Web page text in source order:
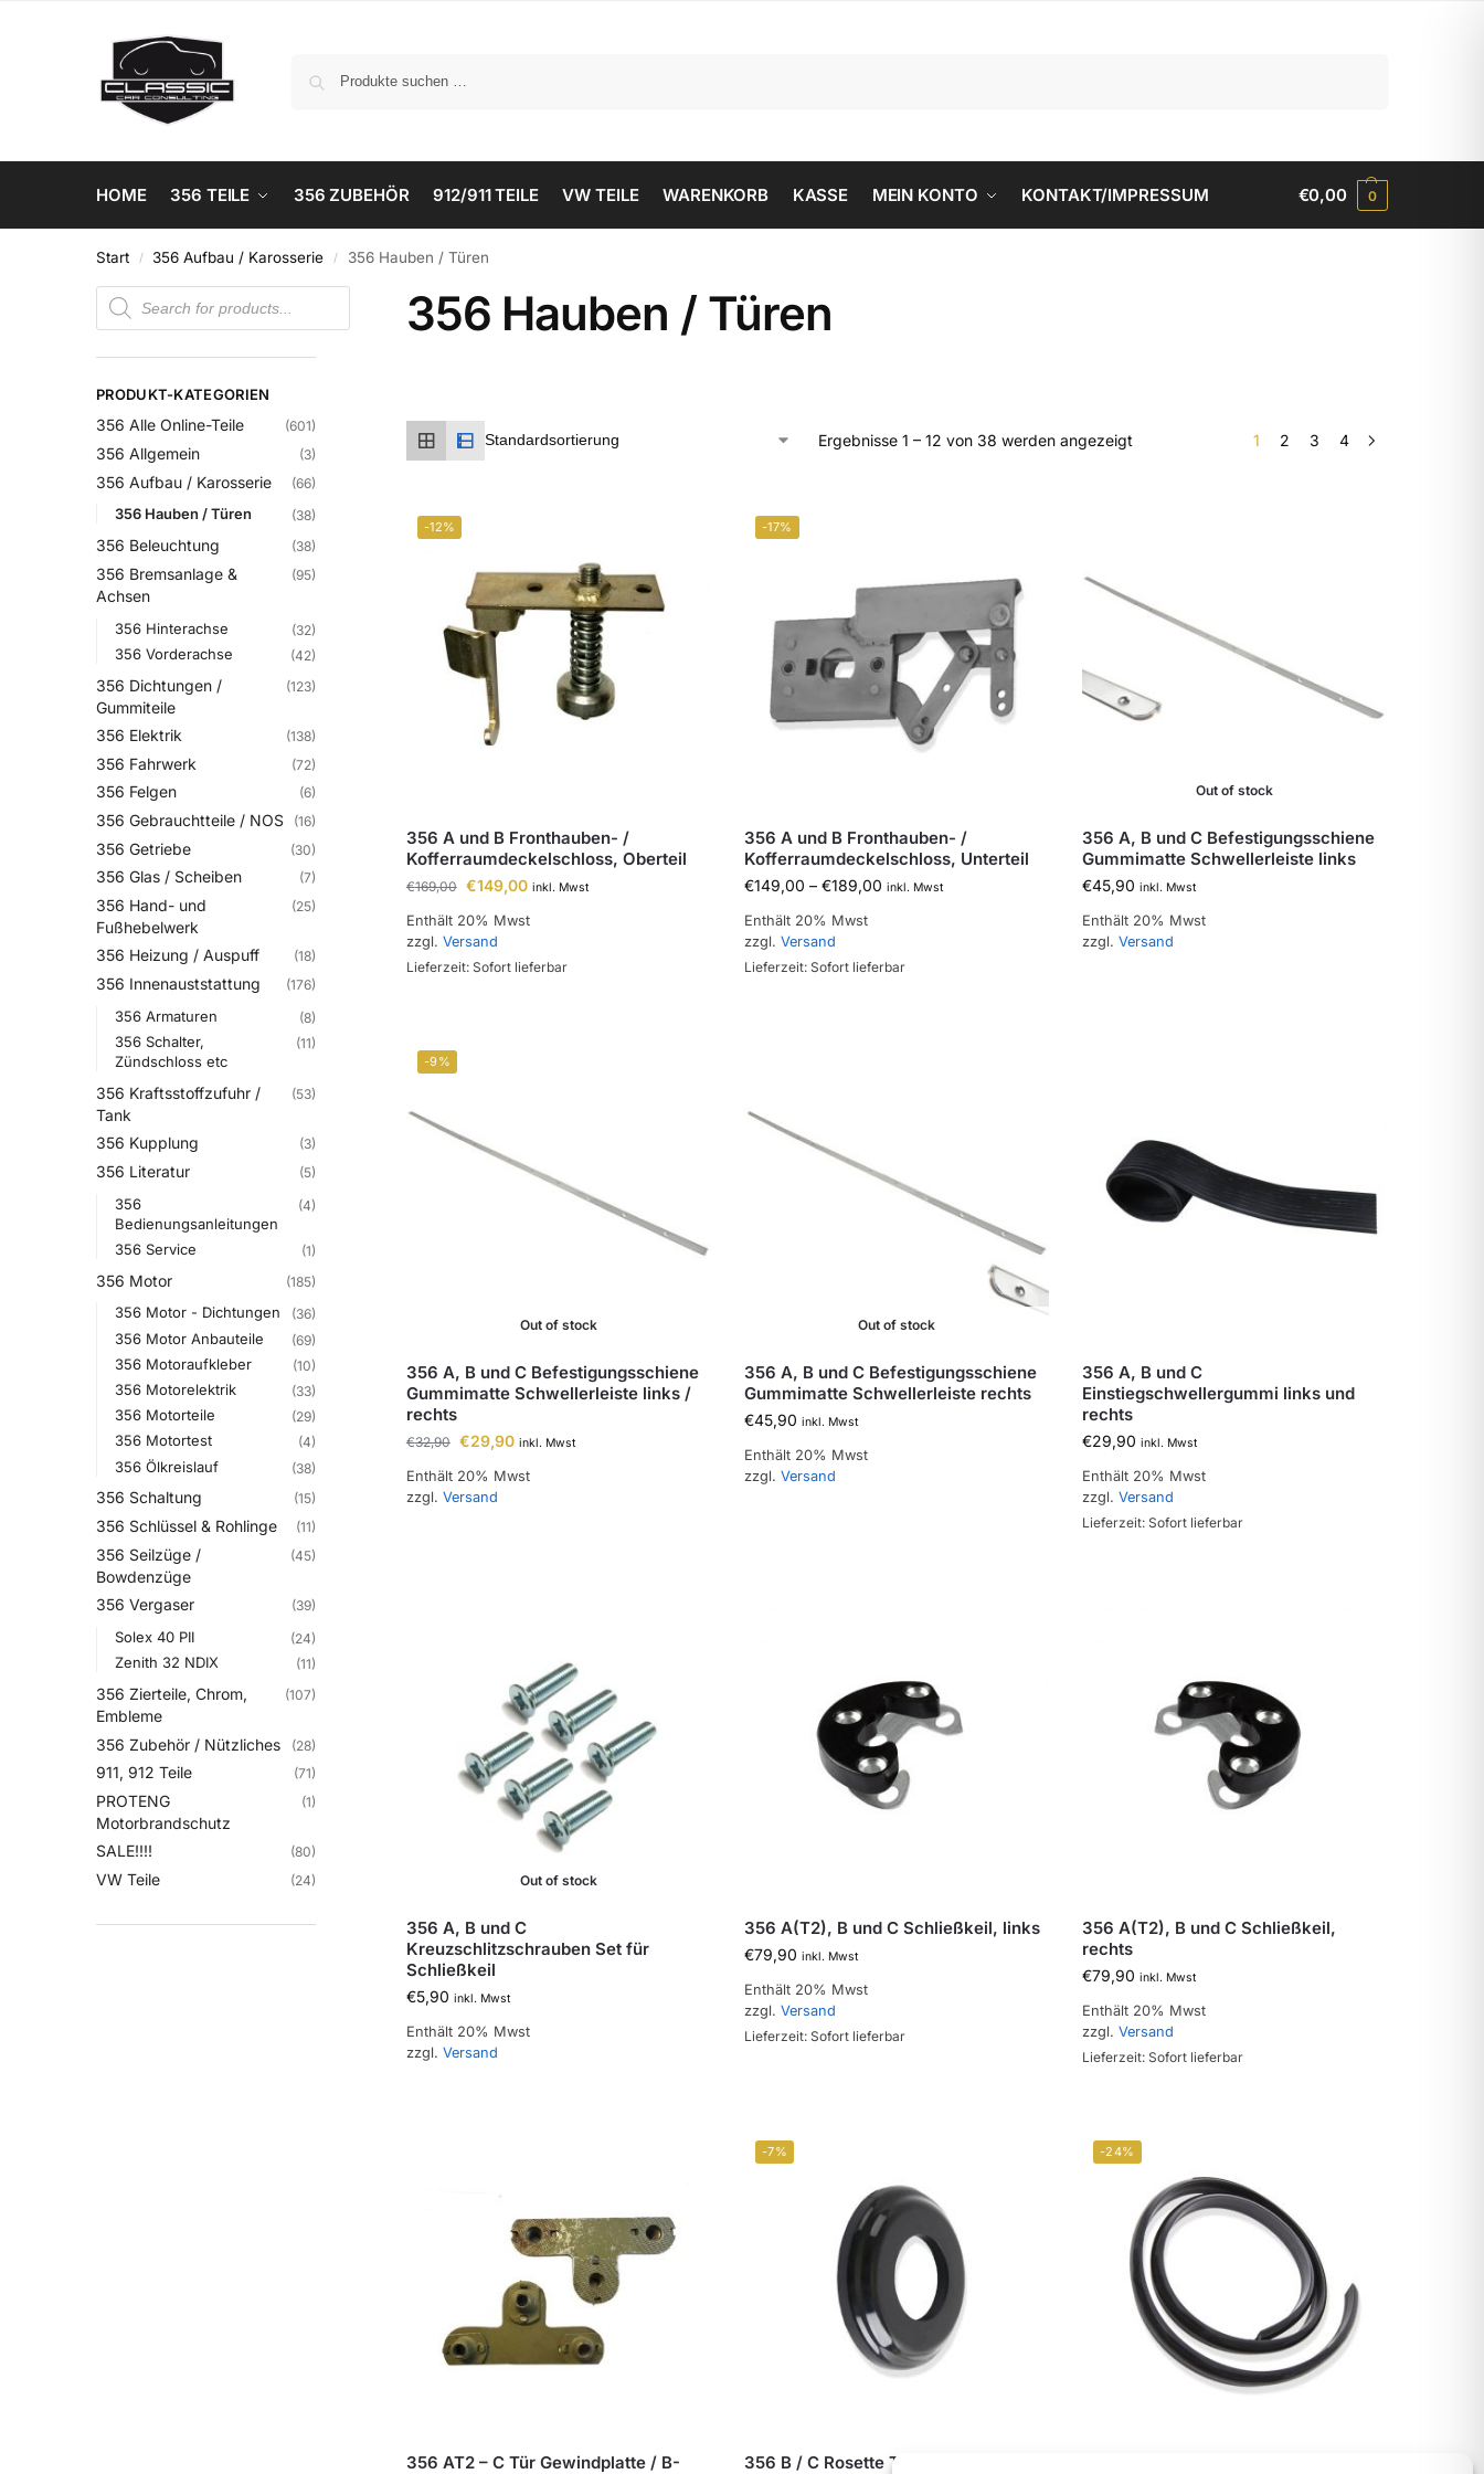
HOME 356 TEILE 356 ZUBEHÖR 912/911 TEILE VW TEILE WARENKORB KASSE MEIN KONTO KONTAKT/IMPRESSUM €0,00 0
Start / 356 Aufbau / Karosserie / 356 Hauben / Türen
356 Hauben / Türen
Ergebnisse 1 – 12 von 38 werden angezeigt 1 2 3 4
-12%
356 A und B Fronthauben- /
Kofferraumdeckelschloss, Oberteil
€169,00 €149,00 inkl. Mwst
Enthält 20% Mwst
zzgl. Versand
Lieferzeit: Sofort lieferbar
-17%
356 A und B Fronthauben- /
Kofferraumdeckelschloss, Unterteil
€149,00 – €189,00 inkl. Mwst
Enthält 20% Mwst
zzgl. Versand
Lieferzeit: Sofort lieferbar
Out of stock
356 A, B und C Befestigungsschiene
Gummimatte Schwellerleiste links
€45,90 inkl. Mwst
Enthält 20% Mwst
zzgl.Versand
-9%
Out of stock
356 A, B und C Befestigungsschiene
Gummimatte Schwellerleiste links /
rechts
€32,90 €29,90 inkl. Mwst
Enthält 20% Mwst
zzgl. Versand
Out of stock
356 A, B und C Befestigungsschiene
Gummimatte Schwellerleiste rechts
€45,90 inkl. Mwst
Enthält 20% Mwst
zzgl. Versand
356 A, B und C
Einstiegschwellergummi links und
rechts
€29,90 inkl. Mwst
Enthält 20% Mwst
zzgl.Versand
Lieferzeit: Sofort lieferbar
Out of stock
356 A, B und C
Kreuzschlitzschrauben Set für
Schließkeil
€5,90 inkl. Mwst
Enthält 20% Mwst
zzgl. Versand
356 A(T2), B und C Schließkeil, links
€79,90 inkl. Mwst
Enthält 20% Mwst
zzgl. Versand
Lieferzeit: Sofort lieferbar
356 A(T2), B und C Schließkeil,
rechts
€79,90 inkl. Mwst
Enthält 20% Mwst
zzgl.Versand
Lieferzeit: Sofort lieferbar
356 AT2 – C Tür Gewindplatte / B-
-7%
356 B / C Rosette Türöffner,
-24%
PRODUKT-KATEGORIEN
356 Alle Online-Teile (601)
356 Allgemein (3)
356 Aufbau / Karosserie (66)
356 Hauben / Türen (38)
356 Beleuchtung (38)
356 Bremsanlage &
Achsen
(95)
356 Hinterachse (32)
356 Vorderachse (42)
356 Dichtungen /
Gummiteile
(123)
356 Elektrik (138)
356 Fahrwerk (72)
356 Felgen (6)
356 Gebrauchtteile / NOS (16)
356 Getriebe (30)
356 Glas / Scheiben (7)
356 Hand- und
Fußhebelwerk
(25)
356 Heizung / Auspuff (18)
356 Innenauststattung (176)
356 Armaturen (8)
356 Schalter,
Zündschloss etc
(11)
356 Kraftsstoffzufuhr /
Tank
(53)
356 Kupplung (3)
356 Literatur (5)
356
Bedienungsanleitungen
(4)
356 Service (1)
356 Motor (185)
356 Motor - Dichtungen (36)
356 Motor Anbauteile (69)
356 Motoraufkleber (10)
356 Motorelektrik (33)
356 Motorteile (29)
356 Motortest (4)
356 Ölkreislauf (38)
356 Schaltung (15)
356 Schlüssel & Rohlinge (11)
356 Seilzüge /
Bowdenzüge
(45)
356 Vergaser (39)
Solex 40 PII (24)
Zenith 32 NDIX (11)
356 Zierteile, Chrom,
Embleme
(107)
356 Zubehör / Nützliches (28)
911, 912 Teile (71)
PROTENG
Motorbrandschutz
(1)
SALE!!!! (80)
VW Teile (24)